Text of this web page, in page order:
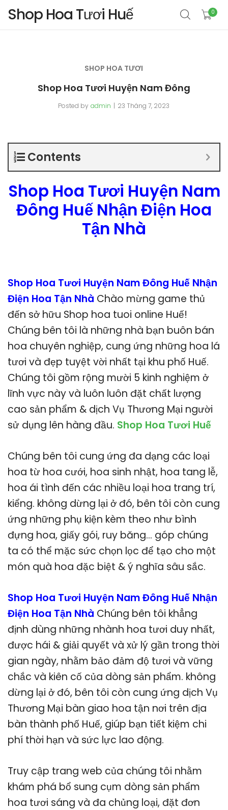
Shop Hoa Tươi Huế 0
SHOP HOA TƯƠI
Shop Hoa Tươi Huyện Nam Đông
Posted by admin 23 Tháng 7, 2023
Contents
Shop Hoa Tươi Huyện Nam
Đông Huế Nhận Điện Hoa
Tận Nhà
Shop Hoa Tươi Huyện Nam Đông Huế Nhận
Điện Hoa Tận Nhà Chào mừng game thủ
đến sở hữu Shop hoa tuoi online Huế!
Chúng bên tôi là những nhà bạn buôn bán
hoa chuyên nghiệp, cung ứng những hoa lá
tươi và đẹp tuyệt vời nhất tại khu phố Huế.
Chúng tôi gồm rộng mười 5 kinh nghiệm ở
lĩnh vực này và luôn luôn đặt chất lượng
cao sản phẩm & dịch Vụ Thương Mại người
sử dụng lên hàng đầu. Shop Hoa Tươi Huế
Chúng bên tôi cung ứng đa dạng các loại
hoa từ hoa cưới, hoa sinh nhật, hoa tang lễ,
hoa ái tình đến các nhiều loại hoa trang trí,
kiểng. không dừng lại ở đó, bên tôi còn cung
ứng những phụ kiện kèm theo như bình
đựng hoa, giấy gói, ruy băng… góp chúng
ta có thể mặc sức chọn lọc để tạo cho một
món quà hoa đặc biệt & ý nghĩa sâu sắc.
Shop Hoa Tươi Huyện Nam Đông Huế Nhận
Điện Hoa Tận Nhà Chúng bên tôi khẳng
định dùng những nhành hoa tươi duy nhất,
được hái & giải quyết và xử lý gần trong thời
gian ngày, nhằm bảo đảm độ tươi và vững
chắc và kiên cố của dòng sản phẩm. không
dừng lại ở đó, bên tôi còn cung ứng dịch Vụ
Thương Mại bàn giao hoa tận nơi trên địa
bàn thành phố Huế, giúp bạn tiết kiệm chi
phí thời hạn và sức lực lao động.
Truy cập trang web của chúng tôi nhằm
khám phá bổ sung cụm dòng sản phẩm
hoa tươi sáng và đa chủng loại, đặt đơn